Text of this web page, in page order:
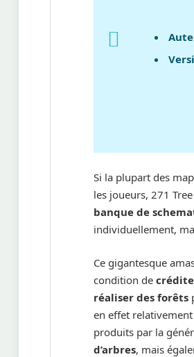
Si la plupart des
les joueurs, 271
banque de
individuellement,
Ce gigantesque
condition de
réaliser des forêts
en effet
produits par la
d’arbres, mais